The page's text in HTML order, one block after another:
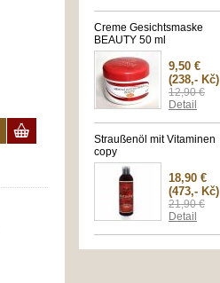
Creme Gesichtsmaske
BEAUTY 50 ml
9,50 €
(238,- Kč)
12,90 €
Detail
Straußenöl mit Vitaminen
copy
18,90 €
(473,- Kč)
21,90 €
Detail